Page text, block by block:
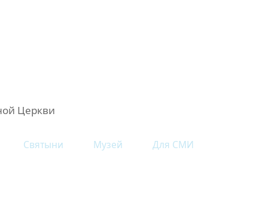
Церкви
Святыни Музей Для СМИ